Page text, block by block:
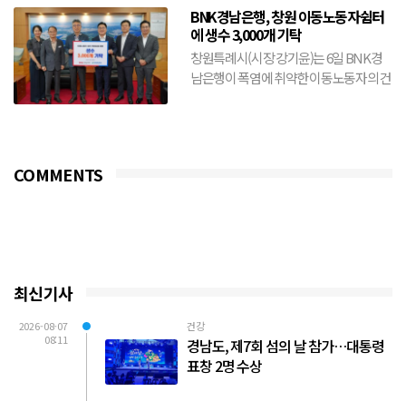
BNK경남은행, 창원 이동노동자쉼터
에 생수 3,000개 기탁
창원특례시(시장 강기윤)는 6일 BNK경
남은행이 폭염에 취약한 이동노동자의 건
COMMENTS
최신기사
2026-08-07
08:11
건강
경남도, 제7회 섬의 날 참가…대통령
표창 2명 수상